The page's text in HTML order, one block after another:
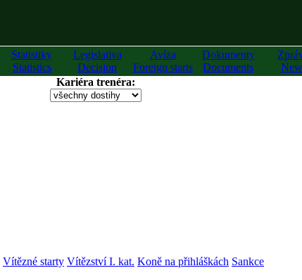
Statistiky
Statistics
Legislativa
Decision
Avíza
Foreign starts
Dokumenty
Documents
Kariéra trenéra:
Vítězné starty Vítězství I. kat. Koně na přihláškách Sankce